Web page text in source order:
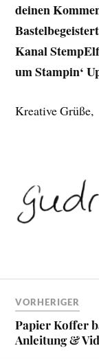
deinen
Kanal
um Stampin‘
Kreative Grüße,
VORHERIGER
Papier Koffer
Anleitung &